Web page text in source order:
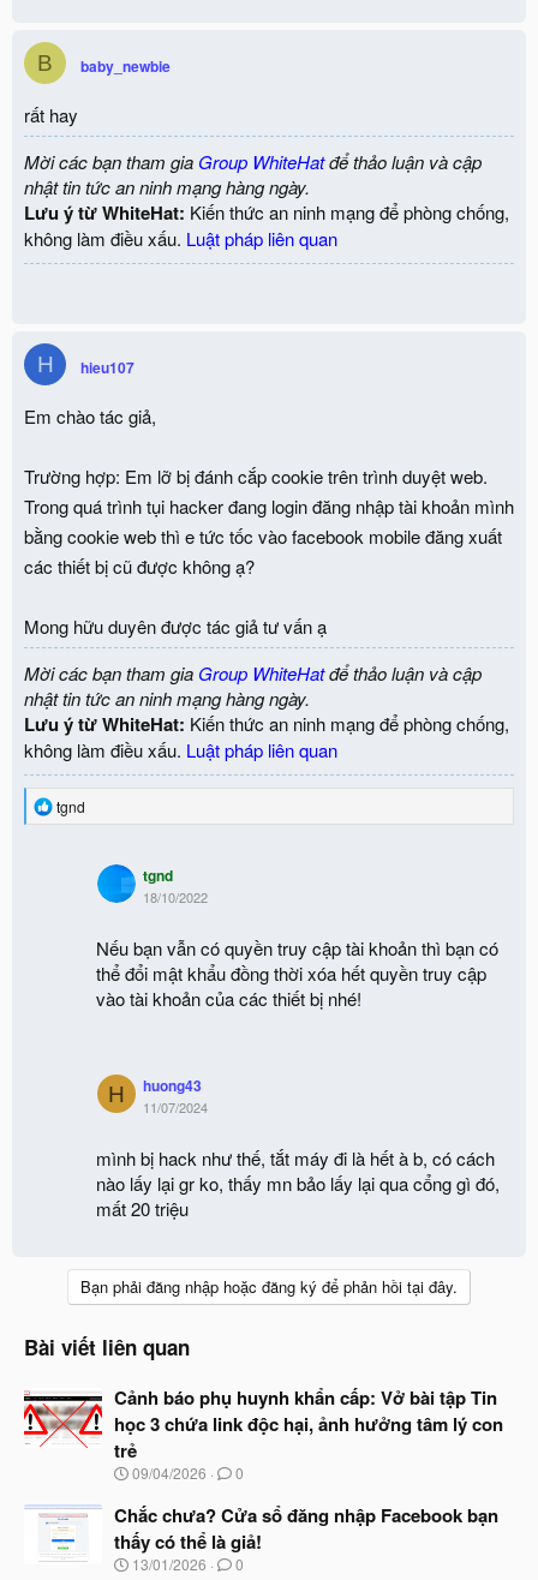
B baby_newbie
rất hay
Mời các bạn tham gia Group WhiteHatđể thảo luận và cập
nhật tin tức an ninh mạng hàng ngày.
Lưu ý từ WhiteHat: Kiến thức an ninh mạng để phòng chống,
không làm điều xấu. Luật pháp liên quan
H hieu107
Em chào tác giả,
Trường hợp: Em lỡ bị đánh cắp cookie trên trình duyệt web.
Trong quá trình tụi hacker đang login đăng nhập tài khoản mình
bằng cookie web thì e tức tốc vào facebook mobile đăng xuất
các thiết bị cũ được không ạ?
Mong hữu duyên được tác giả tư vấn ạ
Mời các bạn tham gia Group WhiteHatđể thảo luận và cập
nhật tin tức an ninh mạng hàng ngày.
Lưu ý từ WhiteHat: Kiến thức an ninh mạng để phòng chống,
không làm điều xấu. Luật pháp liên quan
R
e
tgnd
tgnd
18/10/2022
Nếu bạn vẫn có quyền truy cập tài khoản thì bạn có
thể đổi mật khẩu đồng thời xóa hết quyền truy cập
vào tài khoản của các thiết bị nhé!
H huong43
11/07/2024
mình bị hack như thế, tắt máy đi là hết à b, có cách
nào lấy lại gr ko, thấy mn bảo lấy lại qua cổng gì đó,
mất 20 triệu
Bạn phải đăng nhập hoặc đăng ký để phản hồi tại đây.
Bài viết liên quan
Cảnh báo phụ huynh khẩn cấp: Vở bài tập Tin
học 3 chứa link độc hại, ảnh hưởng tâm lý con
trẻ
N
à
y
b
ắ
09/04/2026 0
Chắc chưa? Cửa sổ đăng nhập Facebook bạn
thấy có thể là giả!
N
13/01/2026 0